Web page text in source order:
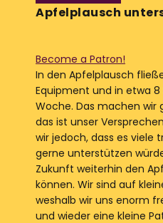
Apfelplausch
Become a Patron!
In den Apfelplausch
Equipment und in etwa
Woche. Das machen wir
das ist unser
wir jedoch, dass es viele
gerne unterstützen
Zukunft weiterhin den
können. Wir sind auf
weshalb wir uns enorm
und wieder eine kleine